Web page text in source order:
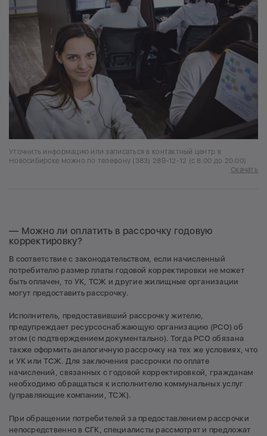
Уточнить информацию или записаться в контактный центр в
Новосибирске можно по телефону (383) 289-12-12 (с 8.00 до 20.00)
Скачать
— Можно ли оплатить в рассрочку годовую
корректировку?
В соответствие с законодательством, если начисленный
потребителю размер платы годовой корректировки не может
быть оплачен, то УК, ТСЖ и другие жилищные организации
могут предоставить рассрочку.
Исполнитель, предоставивший рассрочку жителю,
предупреждает ресурсоснабжающую организацию (РСО) об
этом (с подтверждением документально). Тогда РСО обязана
также оформить аналогичную рассрочку на тех же условиях, что
и УК или ТСЖ. Для заключения рассрочки по оплате
начислений, связанных с годовой корректировкой, гражданам
необходимо обращаться к исполнителю коммунальных услуг
(управляющие компании, ТСЖ).
При обращении потребителей за предоставлением рассрочки
непосредственно в СГК, специалисты рассмотрят и предложат